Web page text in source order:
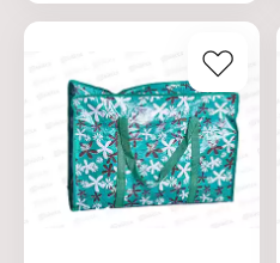
Бренд: Barez
Артикул: S-007
Тип товара: Рюкзак
Дизайн: классический
Пол: женский
Размер: 320х240х130 мм
Материал: эко-кожа